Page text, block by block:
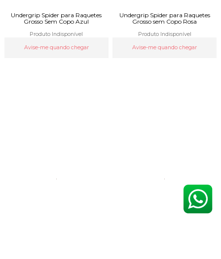
Undergrip Spider para Raquetes
Grosso Sem Copo Azul
Produto Indisponível
Avise-me quando chegar
Undergrip Spider para Raquetes
Grosso sem Copo Rosa
Produto Indisponível
Avise-me quando chegar